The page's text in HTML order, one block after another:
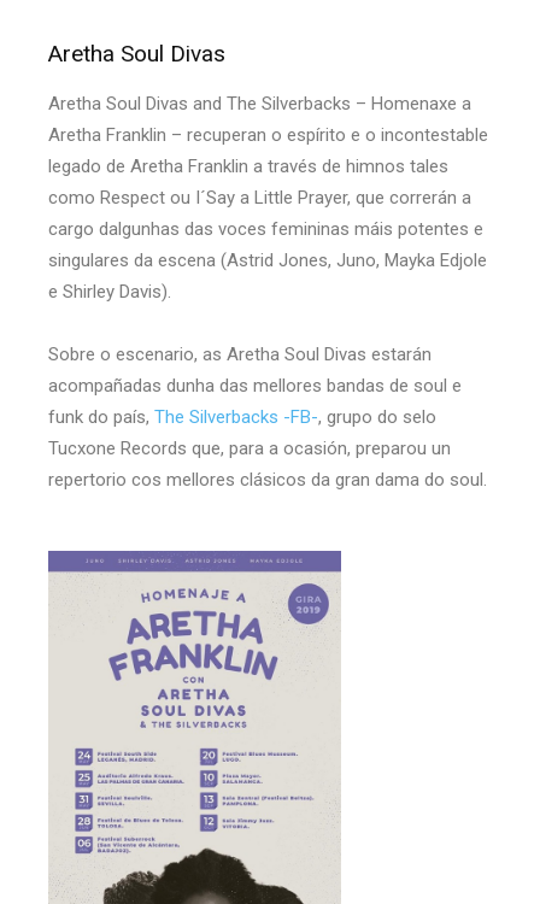
Aretha Soul Divas
Aretha Soul Divas and The Silverbacks – Homenaxe a
Aretha Franklin – recuperan o espírito e o incontestable
legado de Aretha Franklin a través de himnos tales
como Respect ou I´Say a Little Prayer, que correrán a
cargo dalgunhas das voces femininas máis potentes e
singulares da escena (Astrid Jones, Juno, Mayka Edjole
e Shirley Davis).
Sobre o escenario, as Aretha Soul Divas estarán
acompañadas dunha das mellores bandas de soul e
funk do país, The Silverbacks -FB-, grupo do selo
Tucxone Records que, para a ocasión, preparou un
repertorio cos mellores clásicos da gran dama do soul.